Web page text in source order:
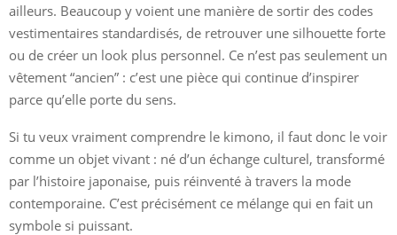
ailleurs. Beaucoup y voient une manière de sortir des codes
vestimentaires standardisés, de retrouver une silhouette forte
ou de créer un look plus personnel. Ce n’est pas seulement un
vêtement “ancien” : c’est une pièce qui continue d’inspirer
parce qu’elle porte du sens.
Si tu veux vraiment comprendre le kimono, il faut donc le voir
comme un objet vivant : né d’un échange culturel, transformé
par l’histoire japonaise, puis réinventé à travers la mode
contemporaine. C’est précisément ce mélange qui en fait un
symbole si puissant.